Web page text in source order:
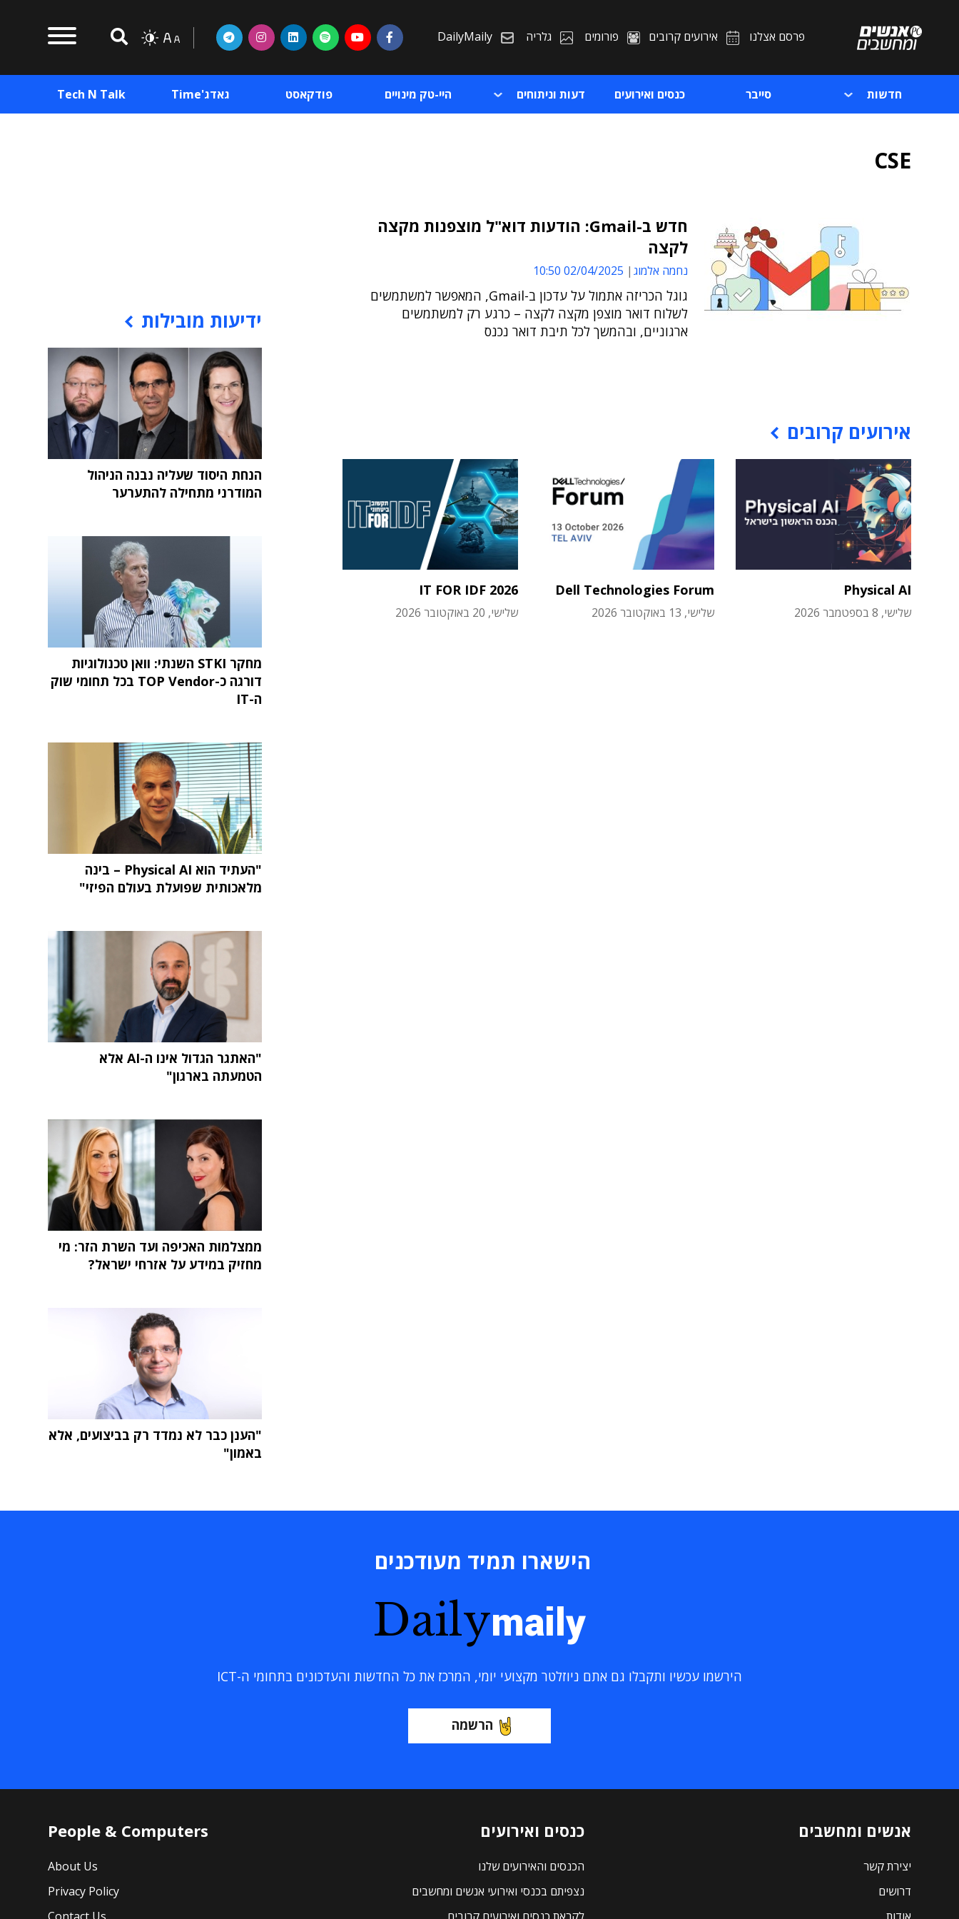
פרסם אצלנו אירועים קרובים פורומים גלריה DailyMaily
חדשות סייבר כנסים ואירועים דעות וניתוחים היי-טק מינויים פודקאסט גאדג'Time Tech N Talk
CSE
חדש ב-Gmail: הודעות דוא"ל מוצפנות מקצה
לקצה
נחמה אלמוג 02/04/2025 10:50
גוגל הכריזה אתמול על עדכון ב-Gmail, המאפשר למשתמשים
לשלוח דואר מוצפן מקצה לקצה – כרגע רק למשתמשים
ארגוניים, ובהמשך לכל תיבת דואר נכנס
אירועים קרובים
Physical AI
שלישי, 8 בספטמבר 2026
Dell Technologies Forum
שלישי, 13 באוקטובר 2026
IT FOR IDF 2026
שלישי, 20 באוקטובר 2026
ידיעות מובילות
הנחת היסוד שעליה נבנה הניהול
המודרני מתחילה להתערער
מחקר STKI השנתי: וואן טכנולוגיות
דורגה כ-TOP Vendor בכל תחומי שוק
ה-IT
"העתיד הוא Physical AI – בינה
מלאכותית שפועלת בעולם הפיזי"
"האתגר הגדול אינו ה-AI אלא
הטמעתה בארגון"
ממצלמות האכיפה ועד השרת הזר: מי
מחזיק במידע על אזרחי ישראל?
"הענן כבר לא נמדד רק בביצועים, אלא
באמון"
הישארו תמיד מעודכנים
Dailymaily
הירשמו עכשיו ותקבלו גם אתם ניוזלטר מקצועי יומי, המרכז את כל החדשות והעדכונים בתחומי ה-ICT
הרשמה
אנשים ומחשבים
יצירת קשר
דרושים
כנסים ואירועים
הכנסים והאירועים שלנו
נצפיתם בכנסי ואירועי אנשים ומחשבים
People & Computers
About Us
Privacy Policy